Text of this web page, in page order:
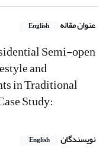
عنوان مقاله English
Semi-open
and
in Traditional
Study:
نویسندگان English